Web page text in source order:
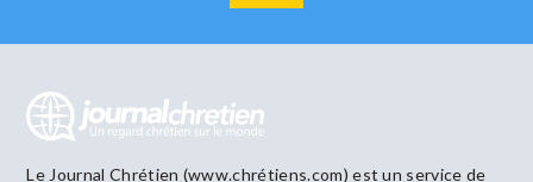
Le Journal Chrétien (www.chrétiens.com) est un service de